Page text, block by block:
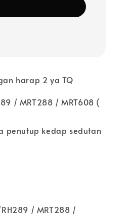
harap 2 ya TQ
/ MRT288 / MRT608 (
penutup kedap sedutan
/ MRT288 /